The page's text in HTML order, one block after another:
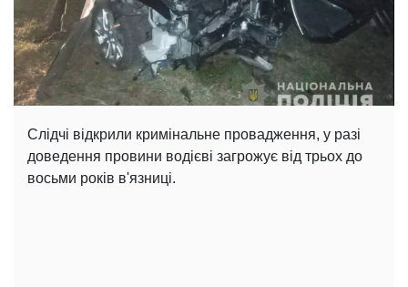
Слідчі відкрили кримінальне провадження, у разі
доведення провини водієві загрожує від трьох до
восьми років в'язниці.